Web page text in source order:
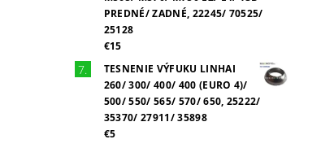
PREDNÉ/ ZADNÉ, 22245/ 70525/
25128
€15
TESNENIE VÝFUKU LINHAI
260/ 300/ 400/ 400 (EURO 4)/
500/ 550/ 565/ 570/ 650, 25222/
35370/ 27911/ 35898
€5